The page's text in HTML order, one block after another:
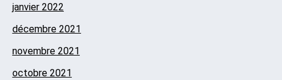
janvier 2022
décembre 2021
novembre 2021
octobre 2021